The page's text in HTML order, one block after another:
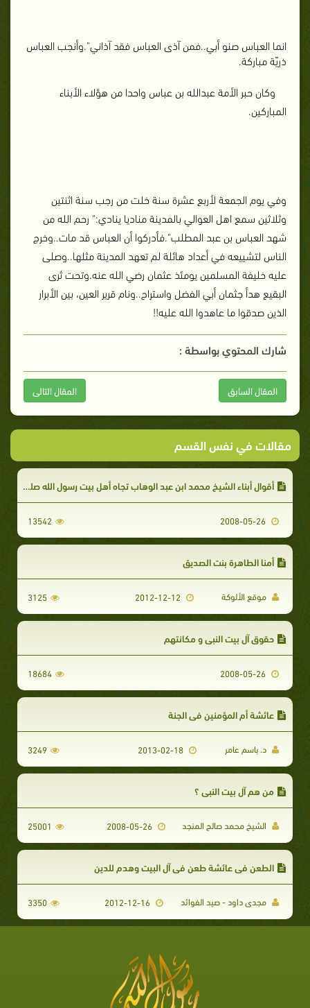
انما العباس صنو أبي..فمن آذى العباس فقد آذاني".وأنجب العباس
ذريّة مباركة.
وكان حبر الأمة عبدالله بن عباس واحدا من هؤلاء الأبناء
المباركين.
وفي يوم الجمعة لأربع عشرة سنة خلت من رجب سنة اثنتين
وثلاثين سمع اهل العوالي بالمدينة مناديا ينادي:" رحم الله من
شهد العباس بن عبد المطلب".فأدركوا أن العباس قد مات..وخرج
الناس لتشييعه في أعداد هائلة لم تعهد المدينة مثلها..وصلى
عليه خليفة المسلمين يومئذ عثمان رضي الله عنه.وتحت ثرى
البقيع هدأ جثمان أبي الفضل واستراح..ونام قرير العين، بين الأبرار
الذين صدقوا ما عاهدوا الله عليه!!
شارك المحتوي بواسطة :
المقال السابق المقال التالى
مقالات في نفس القسم
أقوال أبناء الشيخ محمد ابن عبد الوهاب تجاه أهل بيت رسول الله صلى الله عليه وسلم.
13542
أمنا الطاهرة بنت الصديق
موقع الألوكة 3125
حقوق آل بيت النبي و مكانتهم
18684
عائشة أم المؤمنين في الجنة
د. باسم عامر 3249
من هم آل بيت النبي ؟
الشيخ محمد صالح المنجد 25001
الطعن في عائشة طعن في آل البيت وهدم للدين
مجدى داود - صيد الفوائد 3350